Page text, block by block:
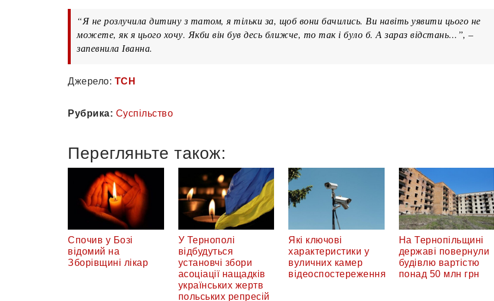
“Я не розлучила дитину з татом, я тільки за, щоб вони бачились. Ви навіть уявити цього не
можете, як я цього хочу. Якби він був десь ближче, то так і було б. А зараз відстань…”, –
запевнила Іванна.
Джерело: ТСН
Рубрика: Суспільство
Перегляньте також:
Спочив у Бозі
відомий на
Зборівщині лікар
У Тернополі
відбудуться
установчі збори
асоціації нащадків
українських жертв
польських репресій
Які ключові
характеристики у
вуличних камер
відеоспостереження
На Тернопільщині
державі повернули
будівлю вартістю
понад 50 млн грн